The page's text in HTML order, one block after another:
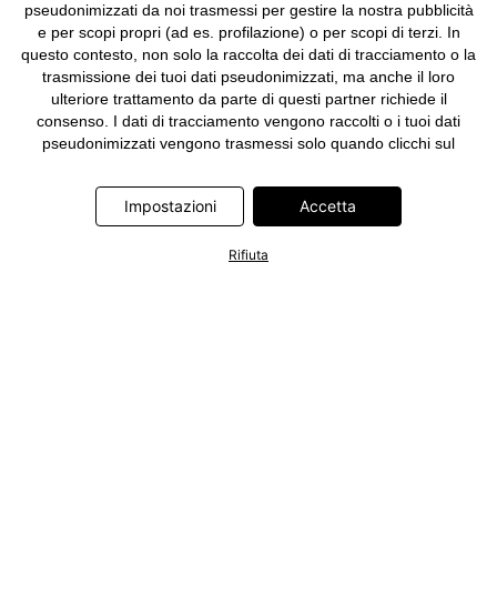
pseudonimizzati da noi trasmessi per gestire la nostra pubblicità
e per scopi propri (ad es. profilazione) o per scopi di terzi. In
questo contesto, non solo la raccolta dei dati di tracciamento o la
trasmissione dei tuoi dati pseudonimizzati, ma anche il loro
ulteriore trattamento da parte di questi partner richiede il
consenso. I dati di tracciamento vengono raccolti o i tuoi dati
pseudonimizzati vengono trasmessi solo quando clicchi sul
seguenti società: Adjust GmbH, Criteo SA, Google Ireland
Limited, Hurra Communications GmbH, ID5 Technology Ltd,
Meta Platforms Ireland Limited, Microsoft Ireland Operations
Limited, Pinterest Europe Limited, RTB-House GmbH, TikTok
Impostazioni Accetta
Rifiuta